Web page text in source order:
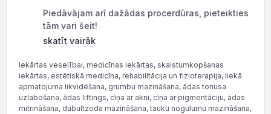
Piedāvājam arī dažādas procerdūras, pieteikties
tām vari šeit!
skatīt vairāk
Iekārtas veselībai, medicīnas iekārtas, skaistumkopšanas
iekārtas, estētiskā medicīna, rehabilitācija un fizioterapija, liekā
apmatojuma likvidēšana, grumbu mazināšana, ādas tonusa
uzlabošana, ādas liftings, cīņa ar akni, cīņa ar pigmentāciju, ādas
mitrināšana, dubultzoda mazināšana, tauku nogulumu mazināšana,